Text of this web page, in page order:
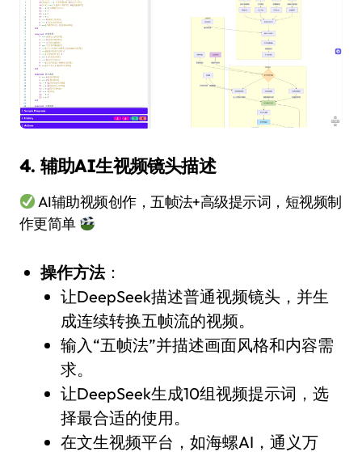
4. 辅助AI生视频镜头描述
AI辅助视频创作，五帧法+高级提示词，短视频制
作更简单
操作方法：
让DeepSeek描述普通视频镜头，并生
成连续转换五帧流的视频。
输入“五帧法”并描述画面风格和内容需
求。
让DeepSeek生成10组视频提示词，选
择最合适的使用。
在文生视频平台，如海螺AI，通义万